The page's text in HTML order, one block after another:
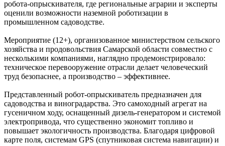
Днем строителя
09.08.2026 | 09:33
Персеиды: самарцам рассказали, как увидеть звездопад с 12 по
14 августа
09.08.2026 | 09:17
Народные приметы на 10 августа 2026 года: что нельзя делать
в этот день
09.08.2026 | 09:13
День строителя в России: какие даты отмечаются 9 августа
09.08.2026 | 08:20
В Самарской области 9 августа будет аномальная жара
09.08.2026 | 07:04
Серия магнитных бурь ожидается в Самарской области во
второй половине августа
08.08.2026 | 21:52
"Акрон" вничью сыграл с "Локомотивом" в третьем туре РПЛ
робота-опрыскивателя, где региональные аграрии и эксперты
оценили возможности наземной роботизации в
промышленном садоводстве.
Мероприятие (12+), организованное министерством сельского
хозяйства и продовольствия Самарской области совместно с
несколькими компаниями, наглядно продемонстрировало:
техническое перевооружение отрасли делает человеческий
труд безопаснее, а производство – эффективнее.
Представленный робот-опрыскиватель предназначен для
садоводства и виноградарства. Это самоходный агрегат на
гусеничном ходу, оснащенный дизель-генератором и системой
электропривода, что существенно экономит топливо и
повышает экологичность производства. Благодаря цифровой
карте поля, системам GPS (спутниковая система навигации) и